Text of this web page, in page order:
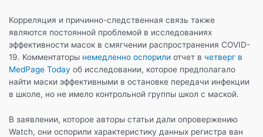
Корреляция и причинно-следственная связь также
являются постоянной проблемой в исследованиях
эффективности масок в смягчении распространения COVID-
19. Комментаторы немедленно оспорили отчет в четверг в
MedPage Today об исследовании, которое предполагало
найти маски эффективными в остановке передачи инфекции
в школе, но не имело контрольной группы школ с маской.
В заявлении, которое авторы статьи дали опровержению
Watch, они оспорили характеристику данных регистра ван